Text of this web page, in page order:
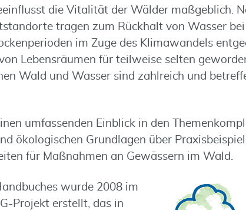
die Vitalität der Wälder maßgeblich.
tragen zum Rückhalt von Wasser
im Zuge des Klimawandels
Lebensräumen für teilweise selten
Wald und Wasser sind zahlreich und
umfassenden Einblick in den
ökologischen Grundlagen über
für Maßnahmen an Gewässern im Wald.
wurde 2008 im
Projekt erstellt, das in